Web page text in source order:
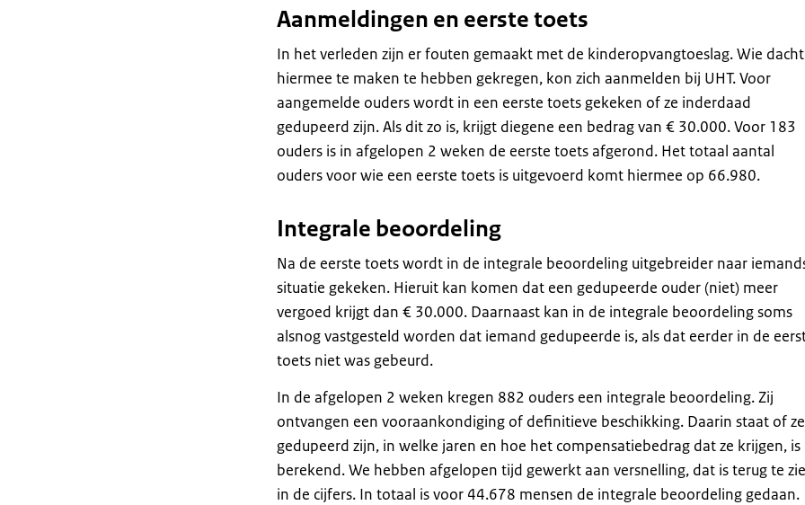
Aanmeldingen en eerste toets
In het verleden zijn er fouten gemaakt met de kinderopvangtoeslag. Wie dacht
hiermee te maken te hebben gekregen, kon zich aanmelden bij UHT. Voor
aangemelde ouders wordt in een eerste toets gekeken of ze inderdaad
gedupeerd zijn. Als dit zo is, krijgt diegene een bedrag van € 30.000. Voor 183
ouders is in afgelopen 2 weken de eerste toets afgerond. Het totaal aantal
ouders voor wie een eerste toets is uitgevoerd komt hiermee op 66.980.
Integrale beoordeling
Na de eerste toets wordt in de integrale beoordeling uitgebreider naar
situatie gekeken. Hieruit kan komen dat een gedupeerde ouder (niet) meer
vergoed krijgt dan € 30.000. Daarnaast kan in de integrale beoordeling soms
alsnog vastgesteld worden dat iemand gedupeerde is, als dat eerder in de
toets niet was gebeurd.
In de afgelopen 2 weken kregen 882 ouders een integrale beoordeling. Zij
ontvangen een vooraankondiging of definitieve beschikking. Daarin staat of ze
gedupeerd zijn, in welke jaren en hoe het compensatiebedrag dat ze krijgen, is
berekend. We hebben afgelopen tijd gewerkt aan versnelling, dat is terug te
in de cijfers. In totaal is voor 44.678 mensen de integrale beoordeling gedaan.